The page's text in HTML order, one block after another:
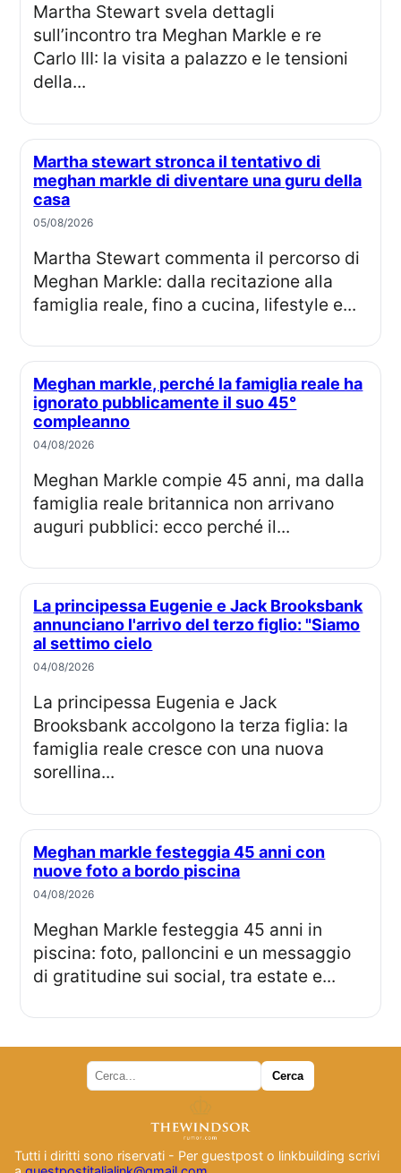
Martha Stewart svela dettagli
sull’incontro tra Meghan Markle e re
Carlo III: la visita a palazzo e le tensioni
della...
Martha stewart stronca il tentativo di
meghan markle di diventare una guru della
casa
05/08/2026
Martha Stewart commenta il percorso di
Meghan Markle: dalla recitazione alla
famiglia reale, fino a cucina, lifestyle e...
Meghan markle, perché la famiglia reale ha
ignorato pubblicamente il suo 45°
compleanno
04/08/2026
Meghan Markle compie 45 anni, ma dalla
famiglia reale britannica non arrivano
auguri pubblici: ecco perché il...
La principessa Eugenie e Jack Brooksbank
annunciano l'arrivo del terzo figlio: "Siamo
al settimo cielo
04/08/2026
La principessa Eugenia e Jack
Brooksbank accolgono la terza figlia: la
famiglia reale cresce con una nuova
sorellina...
Meghan markle festeggia 45 anni con
nuove foto a bordo piscina
04/08/2026
Meghan Markle festeggia 45 anni in
piscina: foto, palloncini e un messaggio
di gratitudine sui social, tra estate e...
Tutti i diritti sono riservati - Per guestpost o linkbuilding scrivi